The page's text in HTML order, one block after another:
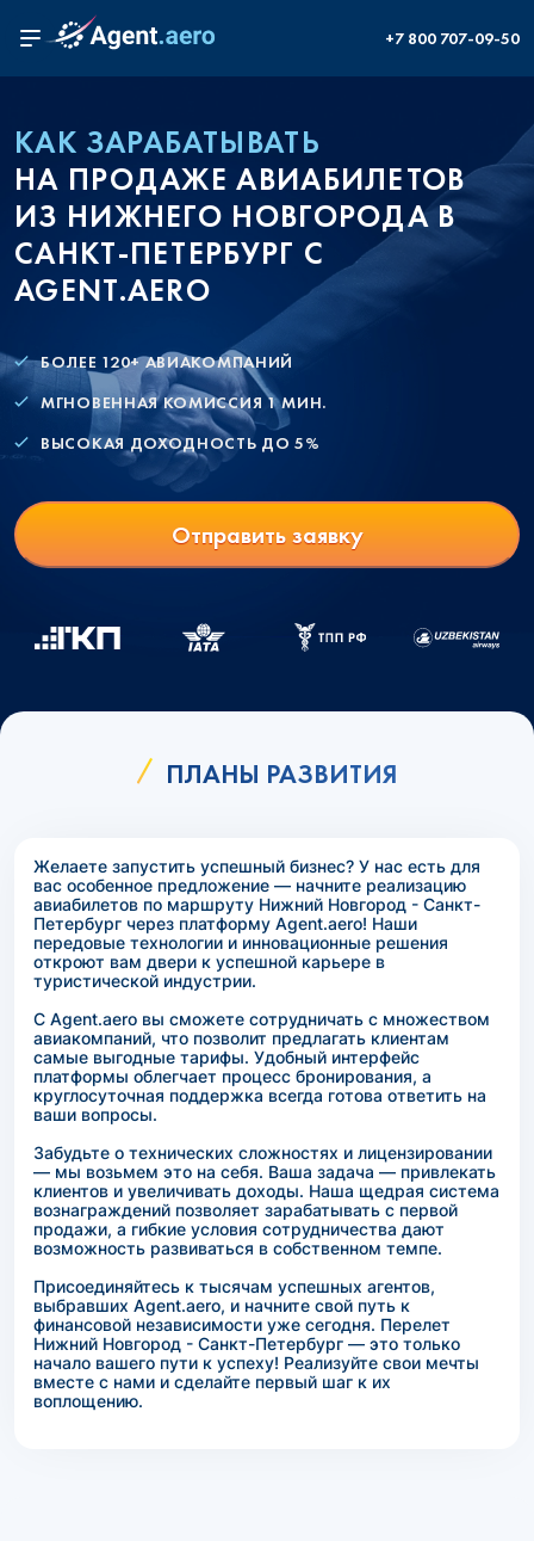
+7 800 707-09-50
КАК ЗАРАБАТЫВАТЬ
НА ПРОДАЖЕ АВИАБИЛЕТОВ
ИЗ НИЖНЕГО НОВГОРОДА В
САНКТ-ПЕТЕРБУРГ С
AGENT.AERO
БОЛЕЕ 120+ АВИАКОМПАНИЙ
МГНОВЕННАЯ КОМИССИЯ 1 МИН.
ВЫСОКАЯ ДОХОДНОСТЬ ДО 5%
Отправить заявку
ПЛАНЫ РАЗВИТИЯ
Желаете запустить успешный бизнес? У нас есть для
вас особенное предложение — начните реализацию
авиабилетов по маршруту Нижний Новгород - Санкт-
Петербург через платформу Agent.aero! Наши
передовые технологии и инновационные решения
откроют вам двери к успешной карьере в
туристической индустрии.
С Agent.aero вы сможете сотрудничать с множеством
авиакомпаний, что позволит предлагать клиентам
самые выгодные тарифы. Удобный интерфейс
платформы облегчает процесс бронирования, а
круглосуточная поддержка всегда готова ответить на
ваши вопросы.
Забудьте о технических сложностях и лицензировании
— мы возьмем это на себя. Ваша задача — привлекать
клиентов и увеличивать доходы. Наша щедрая система
вознаграждений позволяет зарабатывать с первой
продажи, а гибкие условия сотрудничества дают
возможность развиваться в собственном темпе.
Присоединяйтесь к тысячам успешных агентов,
выбравших Agent.aero, и начните свой путь к
финансовой независимости уже сегодня. Перелет
Нижний Новгород - Санкт-Петербург — это только
начало вашего пути к успеху! Реализуйте свои мечты
вместе с нами и сделайте первый шаг к их
воплощению.